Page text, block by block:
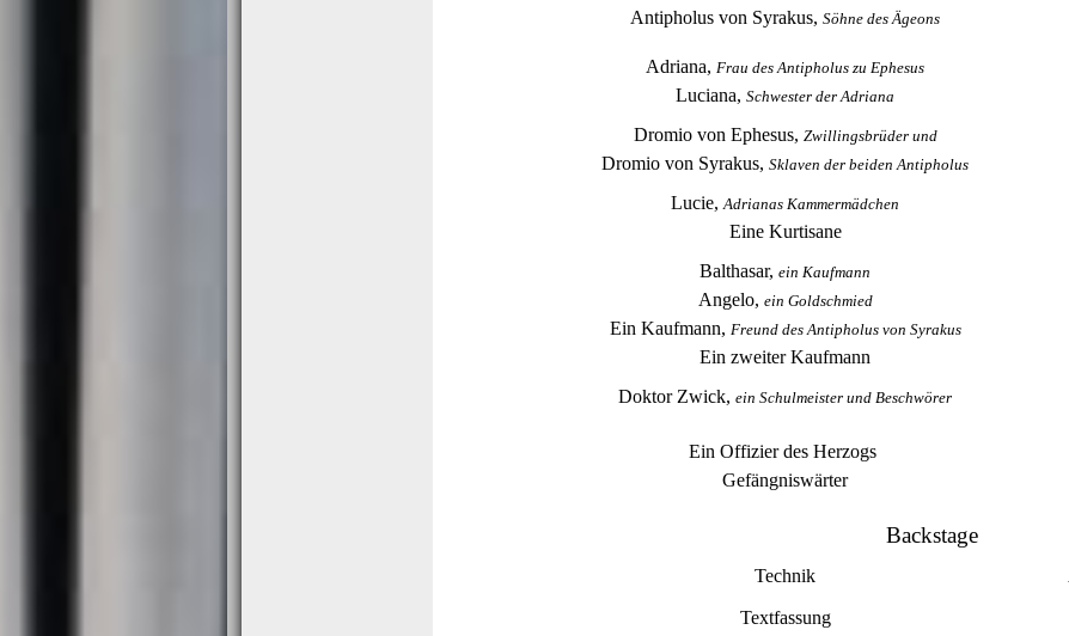
Antipholus von Syrakus, Söhne des Ägeons
Adriana, Frau des Antipholus zu Ephesus
Luciana, Schwester der Adriana
Dromio von Ephesus, Zwillingsbrüder und
Dromio von Syrakus, Sklaven der beiden Antipholus
Lucie, Adrianas Kammermädchen
Eine Kurtisane
Balthasar, ein Kaufmann
Angelo, ein Goldschmied
Ein Kaufmann, Freund des Antipholus von Syrakus
Ein zweiter Kaufmann
Doktor Zwick, ein Schulmeister und Beschwörer
Ein Offizier des Herzogs
Gefängniswärter
Backstage
Technik
Textfassung